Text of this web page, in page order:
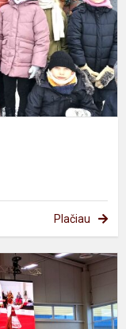
Plačiau